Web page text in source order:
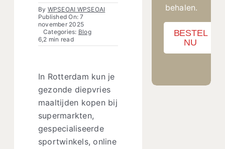
By WPSEOAI WPSEOAI
Published On: 7
november 2025
Categories: Blog
6,2 min read
In Rotterdam kun je
gezonde diepvries
maaltijden kopen bij
supermarkten,
gespecialiseerde
sportwinkels, online
behalen.
BESTEL
NU